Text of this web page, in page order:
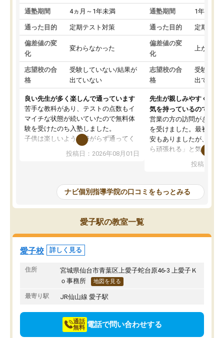
通塾期間 4ヵ月～1年未満
通った目的 定期テスト対策
偏差値の変
化
変わらなかった
志望校の合
格
受験していない/結果が
出ていない
良い先生が多く楽しんで通っています
苦手な教科があり、テストの点数もイ
マイチな状態が続いていたので無料体
験を受けたのち入塾しました。
子供は楽しいようで嫌がらず通ってく
先生は良い方が多く、いつも笑顔で対
教室は少し狭い印象なので夜の時間帯
など生徒さんが多い時間帯は手狭では
ないかな？と感じます。
また駅前にあるのでアクセスは良いで
すが駐車場がないのでお迎えの際に近
隣のコインパーキングを利用または路
上駐車をするしかない点が少し不便で
投稿日：2026年08月01日
通塾期間 1年以上
通った目的 定期テス
偏差値の変
化
上がった
志望校の合
格
受験して
出ていな
先生が親しみやすく勉強
気を持っているので安心
営業の方の訪問がきっか
を受けました。最初は続
安もありましたが、子ど
ら頑張れる」と気に入り
ても分かりやすく、学
方を丁寧に教えてくださ
が深まっていると感じま
熱心で、一人ひとりの苦
前より勉強に前向きに取
りたいと思える塾です。
投稿日：
ナビ個別指導学院の口コミをもっとみる
愛子駅の教室一覧
愛子校 詳しく見る
住所
宮城県仙台市青葉区上愛子蛇台原46-3 上愛子Ｋ
ｏ事務所
地図を見る
最寄り駅 JR仙山線 愛子駅
通話
無料 電話で問い合わせする